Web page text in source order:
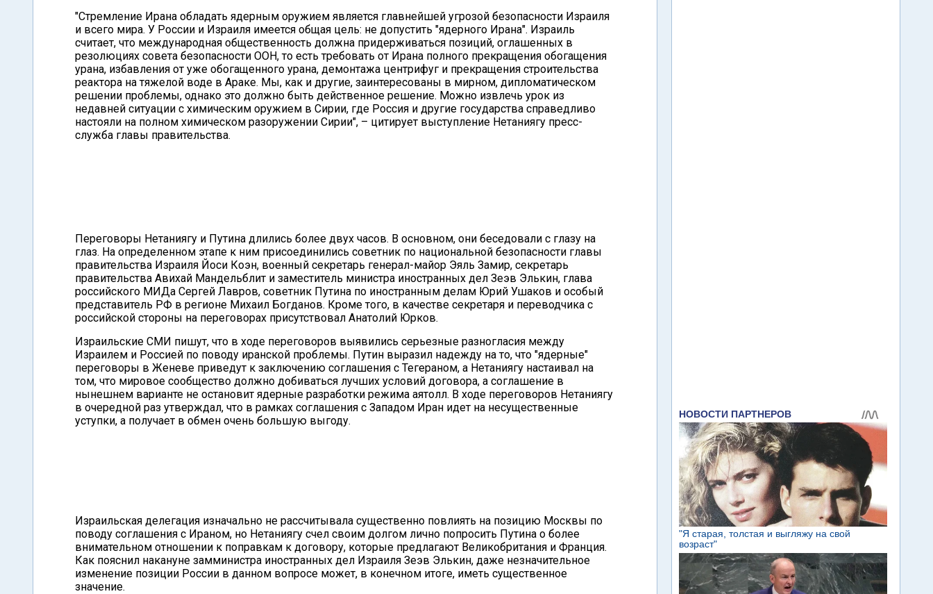
"Стремление Ирана обладать ядерным оружием является главнейшей угрозой безопасности Израиля
и всего мира. У России и Израиля имеется общая цель: не допустить "ядерного Ирана". Израиль
считает, что международная общественность должна придерживаться позиций, оглашенных в
резолюциях совета безопасности ООН, то есть требовать от Ирана полного прекращения обогащения
урана, избавления от уже обогащенного урана, демонтажа центрифуг и прекращения строительства
реактора на тяжелой воде в Араке. Мы, как и другие, заинтересованы в мирном, дипломатическом
решении проблемы, однако это должно быть действенное решение. Можно извлечь урок из
недавней ситуации с химическим оружием в Сирии, где Россия и другие государства справедливо
настояли на полном химическом разоружении Сирии", – цитирует выступление Нетаниягу пресс-
служба главы правительства.
Переговоры Нетаниягу и Путина длились более двух часов. В основном, они беседовали с глазу на
глаз. На определенном этапе к ним присоединились советник по национальной безопасности главы
правительства Израиля Йоси Коэн, военный секретарь генерал-майор Эяль Замир, секретарь
правительства Авихай Мандельблит и заместитель министра иностранных дел Зеэв Элькин, глава
российского МИДа Сергей Лавров, советник Путина по иностранным делам Юрий Ушаков и особый
представитель РФ в регионе Михаил Богданов. Кроме того, в качестве секретаря и переводчика с
российской стороны на переговорах присутствовал Анатолий Юрков.
Израильские СМИ пишут, что в ходе переговоров выявились серьезные разногласия между
Израилем и Россией по поводу иранской проблемы. Путин выразил надежду на то, что "ядерные"
переговоры в Женеве приведут к заключению соглашения с Тегераном, а Нетаниягу настаивал на
том, что мировое сообщество должно добиваться лучших условий договора, а соглашение в
нынешнем варианте не остановит ядерные разработки режима аятолл. В ходе переговоров Нетаниягу
в очередной раз утверждал, что в рамках соглашения с Западом Иран идет на несущественные
уступки, а получает в обмен очень большую выгоду.
Израильская делегация изначально не рассчитывала существенно повлиять на позицию Москвы по
поводу соглашения с Ираном, но Нетаниягу счел своим долгом лично попросить Путина о более
внимательном отношении к поправкам к договору, которые предлагают Великобритания и Франция.
Как пояснил накануне замминистра иностранных дел Израиля Зеэв Элькин, даже незначительное
изменение позиции России в данном вопросе может, в конечном итоге, иметь существенное
значение.